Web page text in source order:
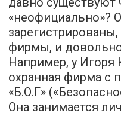
«неофициально»?
фирмы, и
Например, у Игоря
охранная фирма с
«Б.О.Г»
Она занимается